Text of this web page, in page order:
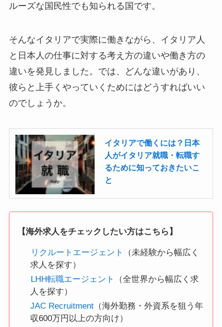
ルーズな国民性でも知られる国です。
そんなイタリアで実際に働きながら、イタリア人
と日本人の仕事に対する考え方の違いや働き方の
違いを発見しました。では、どんな違いがあり、
彼らと上手くやっていくためにはどうすればいい
のでしょうか。
イタリアで働くには？日本
人がイタリア就職・転職す
るために知っておきたいこ
と
【海外求人をチェックしたい方はこちら】
リクルートエージェント
（未経験から幅広く
求人を探す）
LHH転職エージェント
（全世界から幅広く求
人を探す）
JAC Recruitment （海外勤務・外資系を狙う年
収600万円以上の方向け）